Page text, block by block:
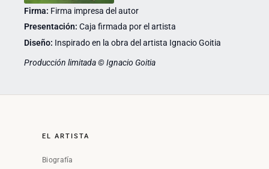
Firma: Firma impresa del autor
Presentación: Caja firmada por el artista
Diseño: Inspirado en la obra del artista Ignacio Goitia
Producción limitada © Ignacio Goitia
EL ARTISTA
Biografía